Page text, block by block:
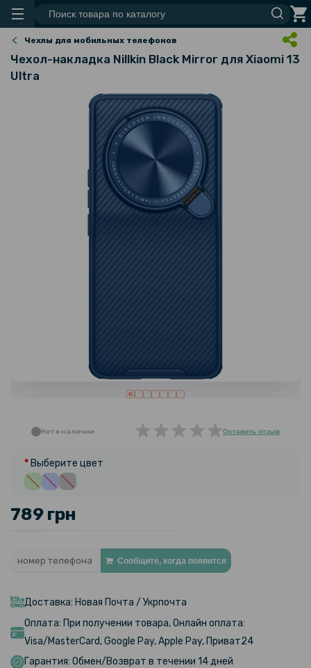
Чехлы для мобильных телефонов
Чехол-накладка Nillkin Black Mirror для Xiaomi 13
Ultra
Нет в наличии Оставить отзыв
Выберите цвет
789 грн
Сообщите, когда появится
Доставка: Новая Почта / Укрпочта
Оплата: При получении товара, Онлайн оплата:
Visa/MasterCard, Google Pay, Apple Pay, Приват24
Гарантия: Обмен/Возврат в течении 14 дней